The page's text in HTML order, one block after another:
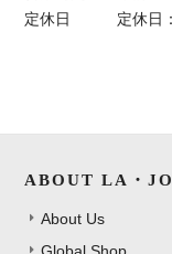
定休日
定休日
ABOUT LA・
About Us
Global Shop